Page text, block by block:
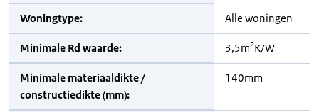
Woningtype: Alle woningen
Minimale Rd waarde: 3,5m2K/W
Minimale materiaaldikte /
constructiedikte (mm):
140mm